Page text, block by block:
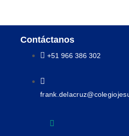
Contáctanos
+51 966 386 302